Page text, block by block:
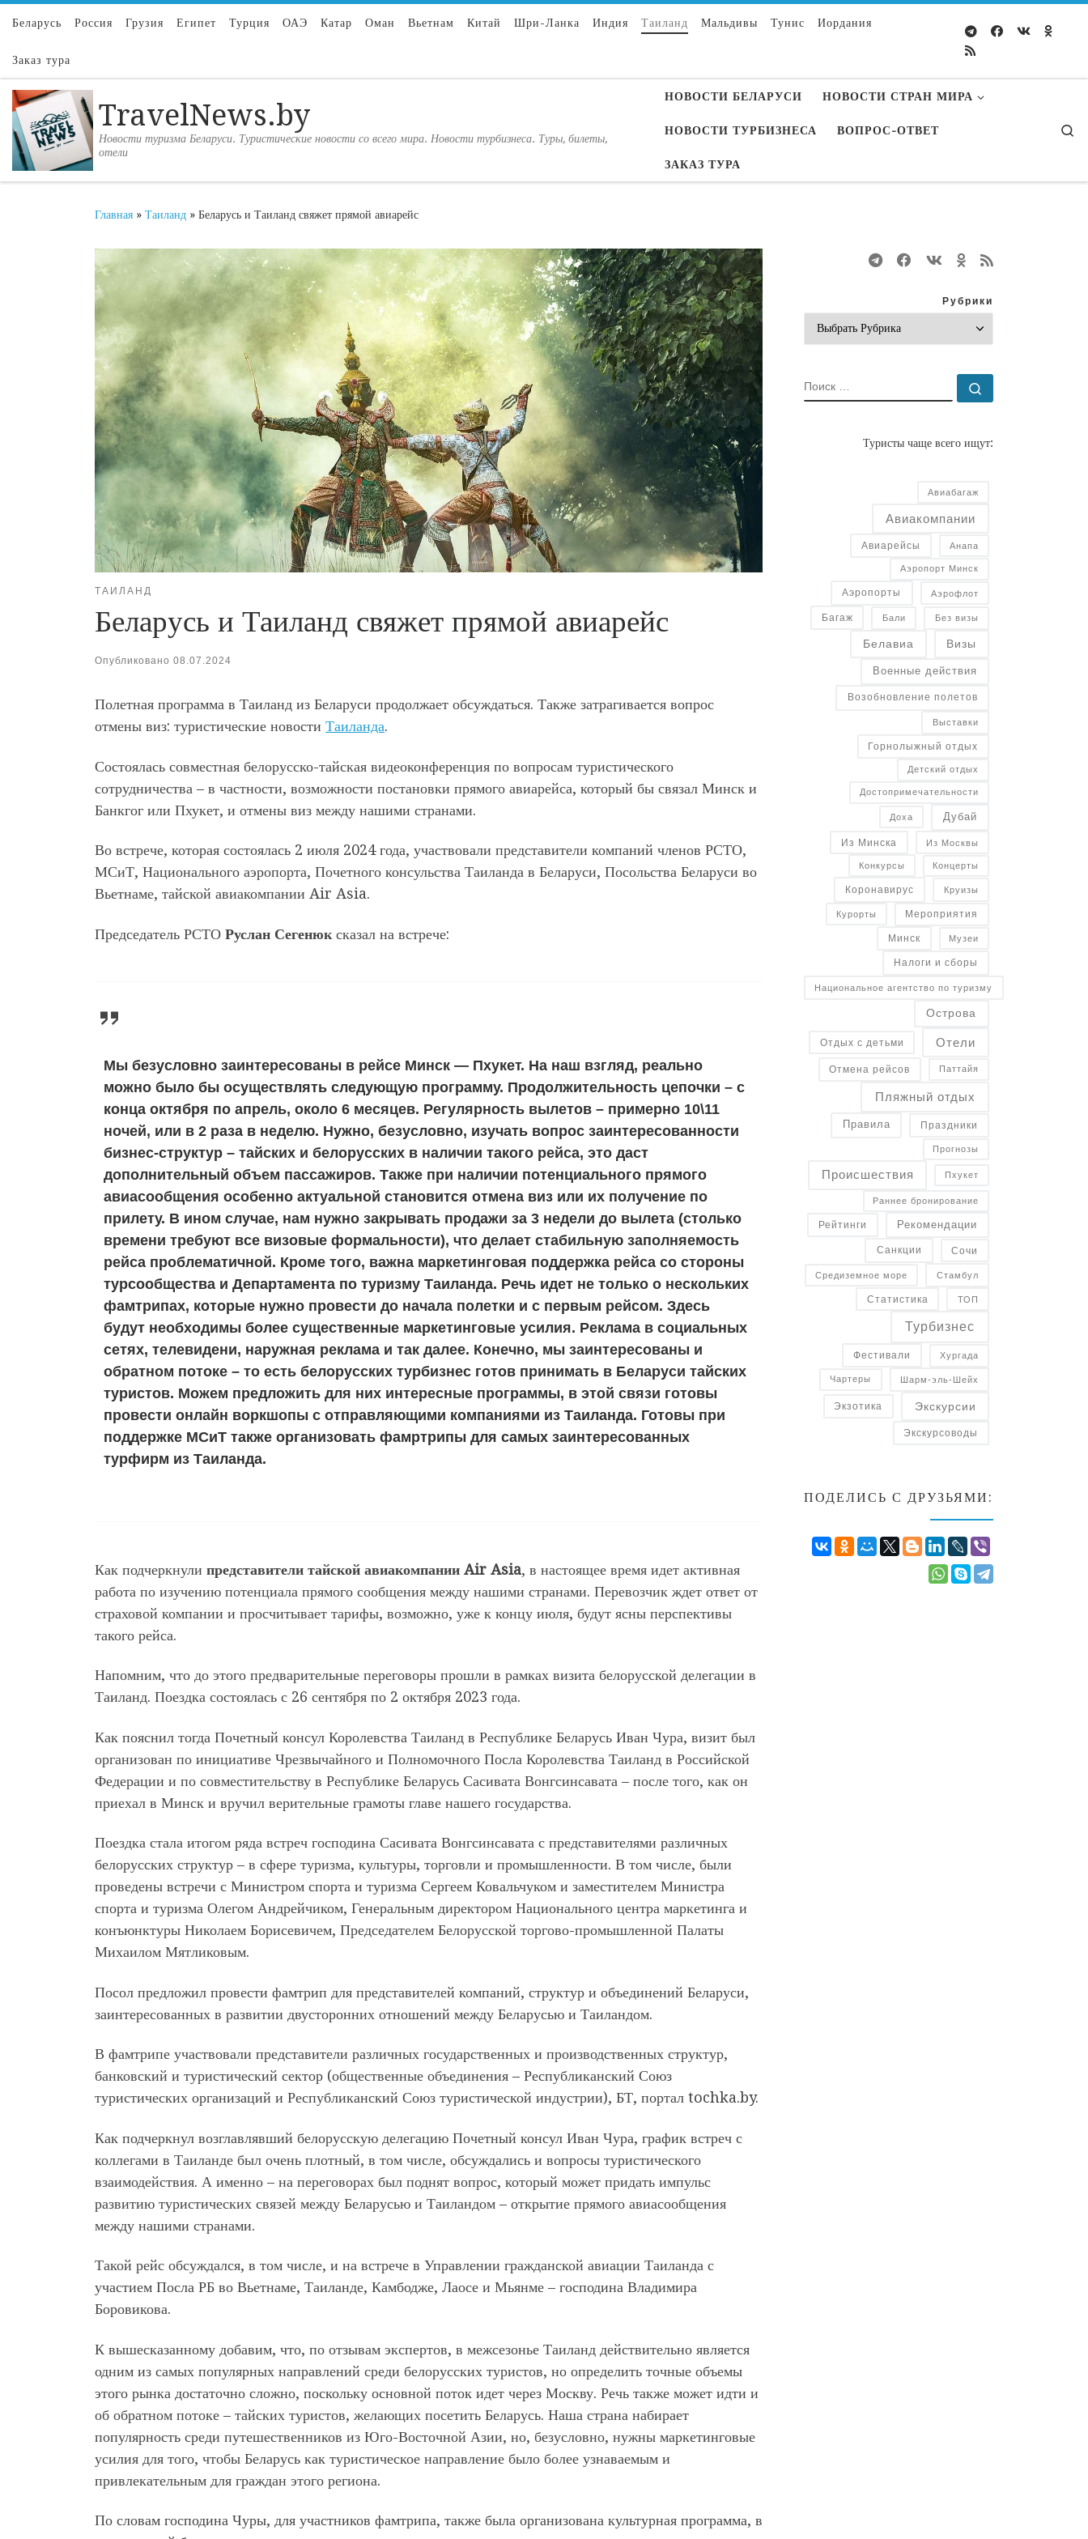
Перейти к содержимому
Беларусь Россия Грузия Египет Турция ОАЭ Катар Оман Вьетнам Китай Шри-Ланка Индия Таиланд Мальдивы Тунис Иордания
Заказ тура
TravelNews.by
Новости туризма Беларуси. Туристические новости со всего мира. Новости турбизнеса. Туры, билеты,
отели
НОВОСТИ БЕЛАРУСИ НОВОСТИ СТРАН МИРА
НОВОСТИ ТУРБИЗНЕСА ВОПРОС-ОТВЕТ
ЗАКАЗ ТУРА
Главная » Таиланд » Беларусь и Таиланд свяжет прямой авиарейс
ТАИЛАНД
Беларусь и Таиланд свяжет прямой авиарейс
Опубликовано 08.07.2024
Полетная программа в Таиланд из Беларуси продолжает обсуждаться. Также затрагивается вопрос
отмены виз: туристические новости Таиланда.
Состоялась совместная белорусско-тайская видеоконференция по вопросам туристического
сотрудничества – в частности, возможности постановки прямого авиарейса, который бы связал Минск и
Банкгог или Пхукет, и отмены виз между нашими странами.
Во встрече, которая состоялась 2 июля 2024 года, участвовали представители компаний членов РСТО,
МСиТ, Национального аэропорта, Почетного консульства Таиланда в Беларуси, Посольства Беларуси во
Вьетнаме, тайской авиакомпании Air Asia.
Председатель РСТО Руслан Сегенюк сказал на встрече:
Мы безусловно заинтересованы в рейсе Минск — Пхукет. На наш взгляд, реально
можно было бы осуществлять следующую программу. Продолжительность цепочки – с
конца октября по апрель, около 6 месяцев. Регулярность вылетов – примерно 10\11
ночей, или в 2 раза в неделю. Нужно, безусловно, изучать вопрос заинтересованности
бизнес-структур – тайских и белорусских в наличии такого рейса, это даст
дополнительный объем пассажиров. Также при наличии потенциального прямого
авиасообщения особенно актуальной становится отмена виз или их получение по
прилету. В ином случае, нам нужно закрывать продажи за 3 недели до вылета (столько
времени требуют все визовые формальности), что делает стабильную заполняемость
рейса проблематичной. Кроме того, важна маркетинговая поддержка рейса со стороны
турсообщества и Департамента по туризму Таиланда. Речь идет не только о нескольких
фамтрипах, которые нужно провести до начала полетки и с первым рейсом. Здесь
будут необходимы более существенные маркетинговые усилия. Реклама в социальных
сетях, телевидени, наружная реклама и так далее. Конечно, мы заинтересованы и
обратном потоке – то есть белорусских турбизнес готов принимать в Беларуси тайских
туристов. Можем предложить для них интересные программы, в этой связи готовы
провести онлайн воркшопы с отправляющими компаниями из Таиланда. Готовы при
поддержке МСиТ также организовать фамртрипы для самых заинтересованных
турфирм из Таиланда.
Как подчеркнули представители тайской авиакомпании Air Asia, в настоящее время идет активная
работа по изучению потенциала прямого сообщения между нашими странами. Перевозчик ждет ответ от
страховой компании и просчитывает тарифы, возможно, уже к концу июля, будут ясны перспективы
такого рейса.
Напомним, что до этого предварительные переговоры прошли в рамках визита белорусской делегации в
Таиланд. Поездка состоялась с 26 сентября по 2 октября 2023 года.
Как пояснил тогда Почетный консул Королевства Таиланд в Республике Беларусь Иван Чура, визит был
организован по инициативе Чрезвычайного и Полномочного Посла Королевства Таиланд в Российской
Федерации и по совместительству в Республике Беларусь Сасивата Вонгсинсавата – после того, как он
приехал в Минск и вручил верительные грамоты главе нашего государства.
Поездка стала итогом ряда встреч господина Сасивата Вонгсинсавата с представителями различных
белорусских структур – в сфере туризма, культуры, торговли и промышленности. В том числе, были
проведены встречи с Министром спорта и туризма Сергеем Ковальчуком и заместителем Министра
спорта и туризма Олегом Андрейчиком, Генеральным директором Национального центра маркетинга и
конъюнктуры Николаем Борисевичем, Председателем Белорусской торгово-промышленной Палаты
Михаилом Мятликовым.
Посол предложил провести фамтрип для представителей компаний, структур и объединений Беларуси,
заинтересованных в развитии двусторонних отношений между Беларусью и Таиландом.
В фамтрипе участвовали представители различных государственных и производственных структур,
банковский и туристический сектор (общественные объединения – Республиканский Союз
туристических организаций и Республиканский Союз туристической индустрии), БТ, портал tochka.by.
Как подчеркнул возглавлявший белорусскую делегацию Почетный консул Иван Чура, график встреч с
коллегами в Таиланде был очень плотный, в том числе, обсуждались и вопросы туристического
взаимодействия. А именно – на переговорах был поднят вопрос, который может придать импульс
развитию туристических связей между Беларусью и Таиландом – открытие прямого авиасообщения
между нашими странами.
Такой рейс обсуждался, в том числе, и на встрече в Управлении гражданской авиации Таиланда с
участием Посла РБ во Вьетнаме, Таиланде, Камбодже, Лаосе и Мьянме – господина Владимира
Боровикова.
К вышесказанному добавим, что, по отзывам экспертов, в межсезонье Таиланд действительно является
одним из самых популярных направлений среди белорусских туристов, но определить точные объемы
этого рынка достаточно сложно, поскольку основной поток идет через Москву. Речь также может идти и
об обратном потоке – тайских туристов, желающих посетить Беларусь. Наша страна набирает
популярность среди путешественников из Юго-Восточной Азии, но, безусловно, нужны маркетинговые
усилия для того, чтобы Беларусь как туристическое направление было более узнаваемым и
привлекательным для граждан этого региона.
По словам господина Чуры, для участников фамтрипа, также была организована культурная программа, в
Рубрики
ПОИСК
Туристы чаще всего ищут:
Авиабагаж
Авиакомпании
Авиарейсы Анапа
Аэропорт Минск
Аэропорты Аэрофлот
Багаж Бали Без визы
Белавиа Визы
Военные действия
Возобновление полетов
Выставки
Горнолыжный отдых
Детский отдых
Достопримечательности
Доха Дубай
Из Минска Из Москвы
Конкурсы Концерты
Коронавирус Круизы
Курорты Мероприятия
Минск Музеи
Налоги и сборы
Национальное агентство по туризму
Острова
Отдых с детьми Отели
Отмена рейсов Паттайя
Пляжный отдых
Правила Праздники
Прогнозы
Происшествия Пхукет
Раннее бронирование
Рейтинги Рекомендации
Санкции Сочи
Средиземное море Стамбул
Статистика ТОП
Турбизнес
Фестивали Хургада
Чартеры Шарм-эль-Шейх
Экзотика Экскурсии
Экскурсоводы
ПОДЕЛИСЬ С ДРУЗЬЯМИ: